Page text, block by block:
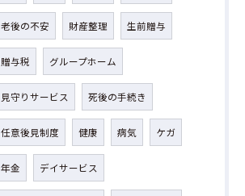
老後の不安 財産整理 生前贈与
贈与税 グループホーム
見守りサービス 死後の手続き
任意後見制度 健康 病気 ケガ
年金 デイサービス